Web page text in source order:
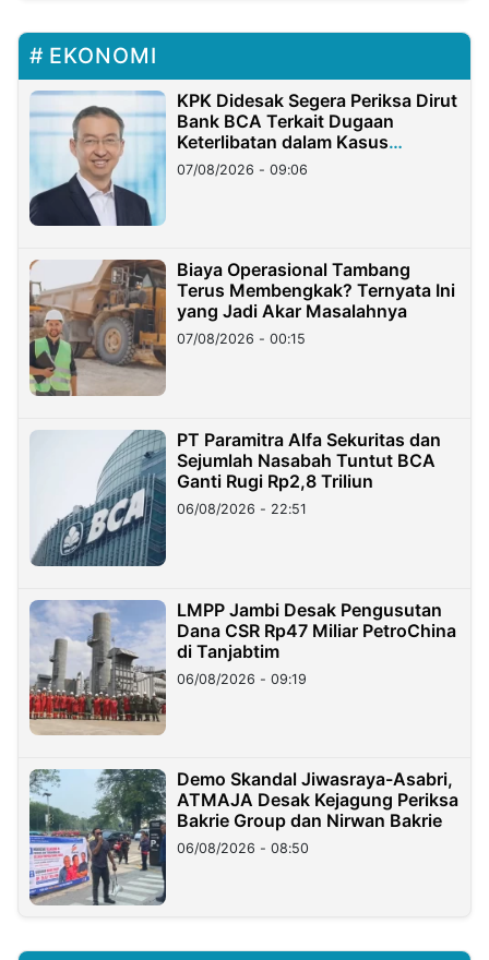
EKONOMI
KPK Didesak Segera Periksa Dirut
Bank BCA Terkait Dugaan
Keterlibatan dalam Kasus
Hilangnya Dana Nasabah Rp2,58
Miliar
07/08/2026 - 09:06
Biaya Operasional Tambang
Terus Membengkak? Ternyata Ini
yang Jadi Akar Masalahnya
07/08/2026 - 00:15
PT Paramitra Alfa Sekuritas dan
Sejumlah Nasabah Tuntut BCA
Ganti Rugi Rp2,8 Triliun
06/08/2026 - 22:51
LMPP Jambi Desak Pengusutan
Dana CSR Rp47 Miliar PetroChina
di Tanjabtim
06/08/2026 - 09:19
Demo Skandal Jiwasraya-Asabri,
ATMAJA Desak Kejagung Periksa
Bakrie Group dan Nirwan Bakrie
06/08/2026 - 08:50